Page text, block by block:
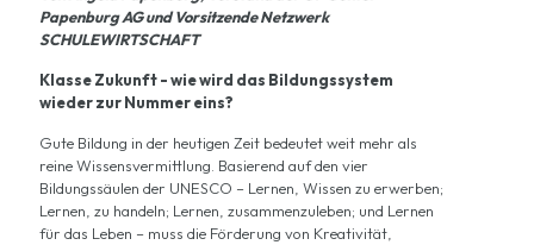
Papenburg AG und Vorsitzende Netzwerk
SCHULEWIRTSCHAFT
Klasse Zukunft - wie wird das Bildungssystem
wieder zur Nummer eins?
Gute Bildung in der heutigen Zeit bedeutet weit mehr als
reine Wissensvermittlung. Basierend auf den vier
Bildungssäulen der UNESCO – Lernen, Wissen zu erwerben;
Lernen, zu handeln; Lernen, zusammenzuleben; und Lernen
für das Leben – muss die Förderung von Kreativität,